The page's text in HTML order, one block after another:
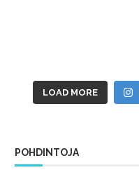
LOAD MORE
POHDINTOJA